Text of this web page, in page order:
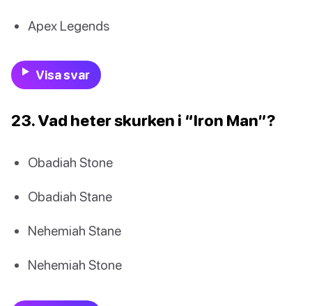
Apex Legends
Visa svar
23. Vad heter skurken i “Iron Man”?
Obadiah Stone
Obadiah Stane
Nehemiah Stane
Nehemiah Stone